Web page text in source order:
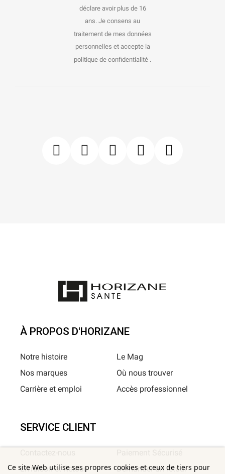
déclare avoir plus de 16
ans. Je consens au
traitement de mes données
personnelles et accepte la
politique de confidentialité .
Ce site Web utilise ses propres cookies et ceux de tiers pour
À PROPOS D'HORIZANE
Notre histoire
Nos marques
Carrière et emploi
Le Mag
Où nous trouver
Accès professionnel
SERVICE CLIENT
Livraison et Retour
Demander un retour